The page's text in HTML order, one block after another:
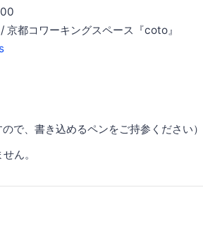
都コワーキングスペース『coto』
で、書き込めるペンをご持参ください）
ん。